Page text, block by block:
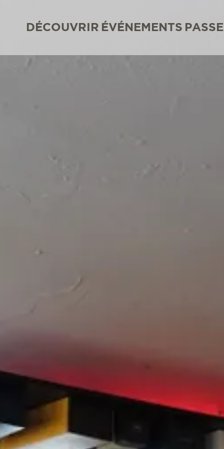
DÉCOUVRIR ÉVÉNEMENTS